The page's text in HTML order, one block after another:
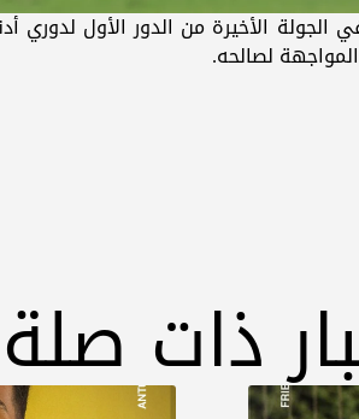
الأخيرة من الدور الأول لدوري
لصالحه.
ذات صلة